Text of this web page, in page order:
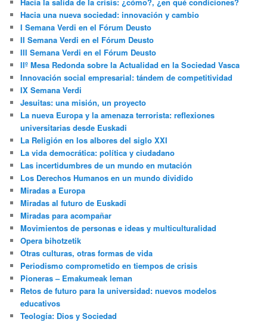
Hacia una nueva sociedad: innovación y cambio
I Semana Verdi en el Fórum Deusto
II Semana Verdi en el Fórum Deusto
III Semana Verdi en el Fórum Deusto
IIº Mesa Redonda sobre la Actualidad en la Sociedad Vasca
Innovación social empresarial: tándem de competitividad
IX Semana Verdi
Jesuitas: una misión, un proyecto
La nueva Europa y la amenaza terrorista: reflexiones
universitarias desde Euskadi
La Religión en los albores del siglo XXI
La vida democrática: política y ciudadano
Las incertidumbres de un mundo en mutación
Los Derechos Humanos en un mundo dividido
Miradas a Europa
Miradas al futuro de Euskadi
Miradas para acompañar
Movimientos de personas e ideas y multiculturalidad
Opera bihotzetik
Otras culturas, otras formas de vida
Periodismo comprometido en tiempos de crisis
Pioneras – Emakumeak leman
Retos de futuro para la universidad: nuevos modelos
educativos
Teología: Dios y Sociedad